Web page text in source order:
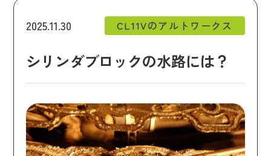
2025.11.30 CL11Vのアルトワークス
シリンダブロックの水路には？